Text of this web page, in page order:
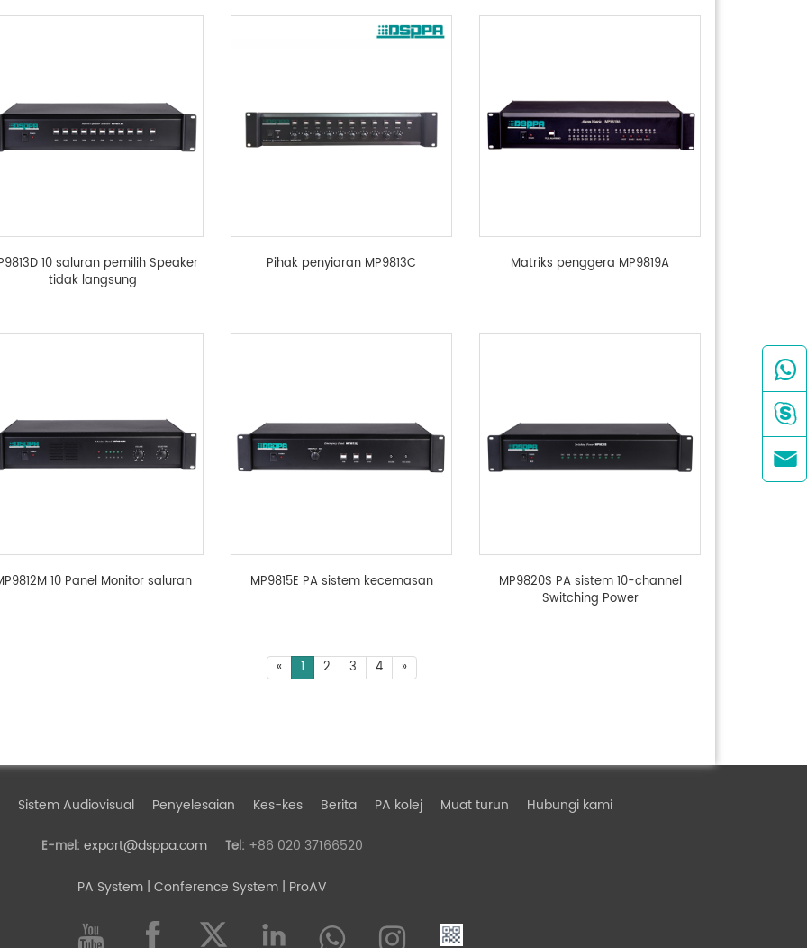
10 saluran pemilih Speaker
tidak langsung
Pihak penyiaran MP9813C Matriks penggera MP9819A
10 Panel Monitor saluran MP9815E PA sistem kecemasan
MP9820S PA sistem 10-channel
Switching Power
« 1 2 3 4 »
Sistem Audiovisual Penyelesaian Kes-kes Berita PA kolej Muat turun Hubungi kami
E-mel: export@dsppa.com Tel: +86 020 37166520
PA System| Conference System | ProAV


